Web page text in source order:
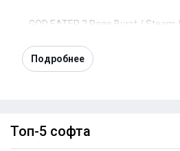
GOD EATER 2 Rage Burst /
Подробнее
Топ-5 софта